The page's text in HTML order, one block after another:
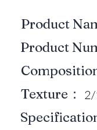
Product
Product
Texture：